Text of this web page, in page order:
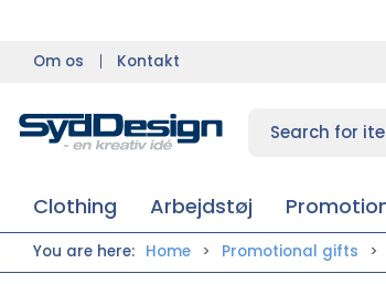
Om os Kontakt
Clothing Arbejdstøj
You are here: Home Promotional gifts